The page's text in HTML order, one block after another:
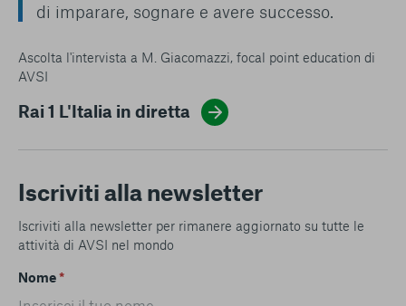
di imparare, sognare e avere successo.
Ascolta l'intervista a M. Giacomazzi, focal point education di
AVSI
Rai 1 L'Italia in diretta
Iscriviti alla newsletter
Iscriviti alla newsletter per rimanere aggiornato su tutte le
attività di AVSI nel mondo
Nome*